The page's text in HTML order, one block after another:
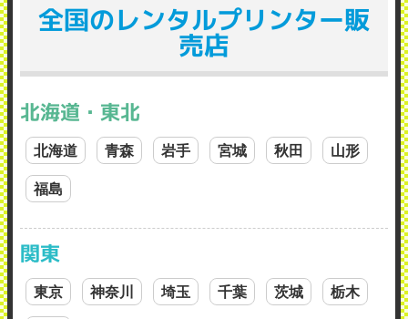
全国のレンタルプリンター販
売店
北海道・東北
北海道 青森 岩手 宮城 秋田 山形
福島
関東
東京 神奈川 埼玉 千葉 茨城 栃木